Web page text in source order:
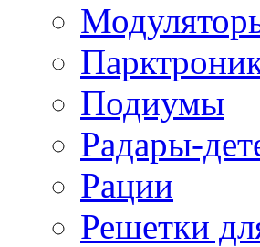
Подиумы
Радары-
Рации
Решетки